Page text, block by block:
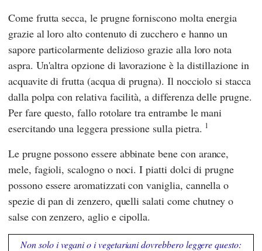
Come frutta secca, le prugne forniscono molta energia
grazie al loro alto contenuto di zucchero e hanno un
sapore particolarmente delizioso grazie alla loro nota
aspra. Un'altra opzione di lavorazione è la distillazione in
acquavite di frutta (acqua di prugna). Il nocciolo si stacca
dalla polpa con relativa facilità, a differenza delle prugne.
Per fare questo, fallo rotolare tra entrambe le mani
esercitando una leggera pressione sulla pietra. 1
Le prugne possono essere abbinate bene con arance,
mele, fagioli, scalogno o noci. I piatti dolci di prugne
possono essere aromatizzati con vaniglia, cannella o
spezie di pan di zenzero, quelli salati come chutney o
salse con zenzero, aglio e cipolla.
Non solo i vegani o i vegetariani dovrebbero leggere questo: